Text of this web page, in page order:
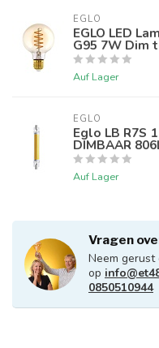
EGLO
EGLO LED
G95 7W Dim
Auf Lager
EGLO
Eglo LB R7S
DIMBAAR
Auf Lager
Vragen
Neem
op
0850510944